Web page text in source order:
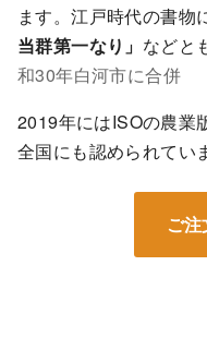
ます。江戸時代の書物
当群第一なり」 などと
和30年白河市に合併
2019年にはISOの農業
全国にも認められてい
ご